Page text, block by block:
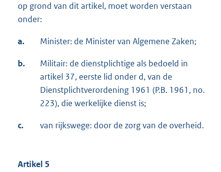
op grond van dit artikel, moet worden verstaan
onder:
a. Minister: de Minister van Algemene Zaken;
b.
Militair: de dienstplichtige als bedoeld in
artikel 37, eerste lid onder d, van de
Dienstplichtverordening 1961 (P.B. 1961, no.
223), die werkelijke dienst is;
c. van rijkswege: door de zorg van de overheid.
Artikel 5